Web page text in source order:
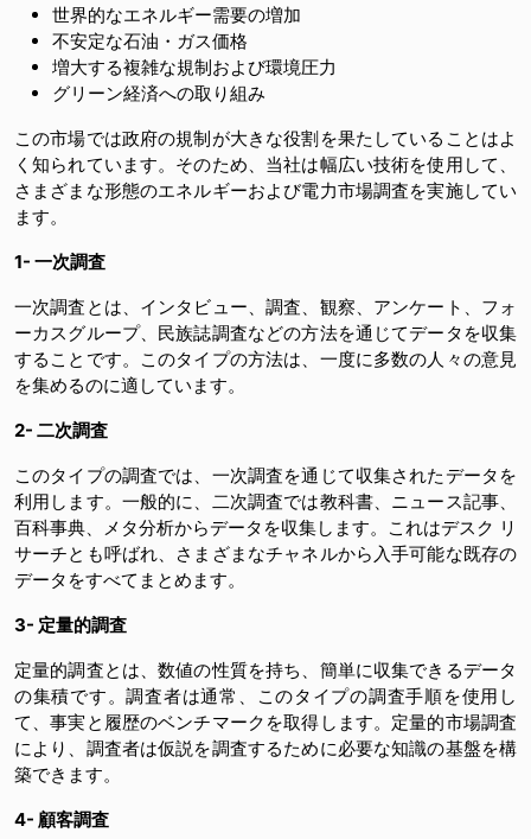
世界的なエネルギー需要の増加
不安定な石油・ガス価格
増大する複雑な規制および環境圧力
グリーン経済への取り組み
この市場では政府の規制が大きな役割を果たしていることはよ
く知られています。そのため、当社は幅広い技術を使用して、
さまざまな形態のエネルギーおよび電力市場調査を実施してい
ます。
1- 一次調査
一次調査とは、インタビュー、調査、観察、アンケート、フォ
ーカスグループ、民族誌調査などの方法を通じてデータを収集
することです。このタイプの方法は、一度に多数の人々の意見
を集めるのに適しています。
2- 二次調査
このタイプの調査では、一次調査を通じて収集されたデータを
利用します。一般的に、二次調査では教科書、ニュース記事、
百科事典、メタ分析からデータを収集します。これはデスク リ
サーチとも呼ばれ、さまざまなチャネルから入手可能な既存の
データをすべてまとめます。
3- 定量的調査
定量的調査とは、数値の性質を持ち、簡単に収集できるデータ
の集積です。調査者は通常、このタイプの調査手順を使用し
て、事実と履歴のベンチマークを取得します。定量的市場調査
により、調査者は仮説を調査するために必要な知識の基盤を構
築できます。
4- 顧客調査